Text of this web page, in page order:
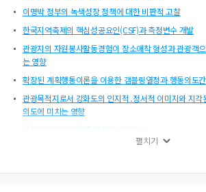
이명박 정부의 녹색성장 정책에 대한 비판적 고찰
한국지역축제의 핵심성공요인(CSF)과 측정변수 개발
관광지의 자원봉사활동경험이 장소애착 형성과 관광객
는 영향
확장된 계획행동이론을 이용한 갬블링열정과 행동의도
관광목적지로서 강화도의 인지적․정서적 이미지와 지
의도에 미치는 영향
방한 외래관광객 체류기간의 결정요인
군대 여가프로그램이 장병 스트레스 감소의 기대효과
펼치기